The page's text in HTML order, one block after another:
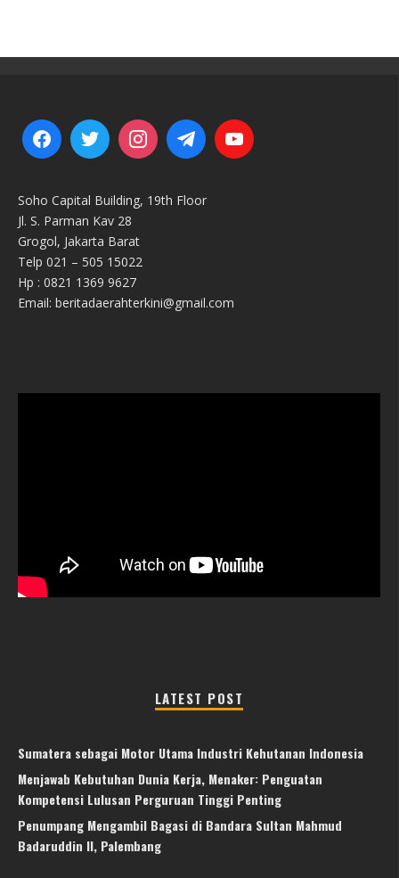
Soho Capital Building, 19th Floor
Jl. S. Parman Kav 28
Grogol, Jakarta Barat
Telp 021 – 505 15022
Hp : 0821 1369 9627
Email: beritadaerahterkini@gmail.com
LATEST POST
Sumatera sebagai Motor Utama Industri Kehutanan Indonesia
Menjawab Kebutuhan Dunia Kerja, Menaker: Penguatan
Kompetensi Lulusan Perguruan Tinggi Penting
Penumpang Mengambil Bagasi di Bandara Sultan Mahmud
Badaruddin II, Palembang